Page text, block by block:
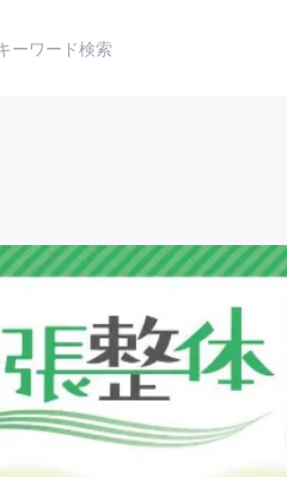
テクノロジー・ガジェット
映像・映画